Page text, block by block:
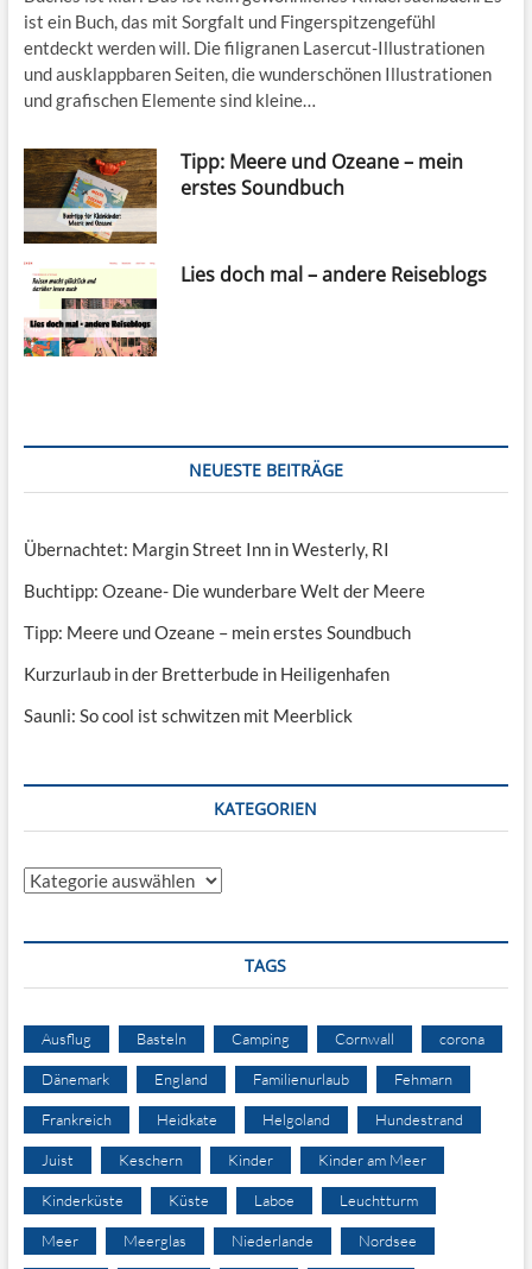
ist ein Buch, das mit Sorgfalt und Fingerspitzengefühl
entdeckt werden will. Die filigranen Lasercut-Illustrationen
und ausklappbaren Seiten, die wunderschönen Illustrationen
und grafischen Elemente sind kleine…
Tipp: Meere und Ozeane – mein
erstes Soundbuch
Lies doch mal – andere Reiseblogs
NEUESTE BEITRÄGE
Übernachtet: Margin Street Inn in Westerly, RI
Buchtipp: Ozeane- Die wunderbare Welt der Meere
Tipp: Meere und Ozeane – mein erstes Soundbuch
Kurzurlaub in der Bretterbude in Heiligenhafen
Saunli: So cool ist schwitzen mit Meerblick
KATEGORIEN
Kategorien
TAGS
Ausflug Basteln Camping Cornwall corona
Dänemark England Familienurlaub Fehmarn
Frankreich Heidkate Helgoland Hundestrand
Juist Keschern Kinder Kinder am Meer
Kinderküste Küste Laboe Leuchtturm
Meer Meerglas Niederlande Nordsee